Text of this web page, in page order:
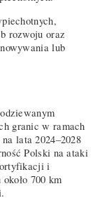
rozwoju oraz
lub
granic w ramach
lata 2024–2028
Polski na ataki
i
700 km